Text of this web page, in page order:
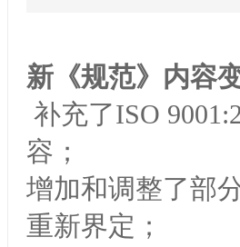
新《规范》内容
补充了ISO
容；
增加和调整了部
重新界定；